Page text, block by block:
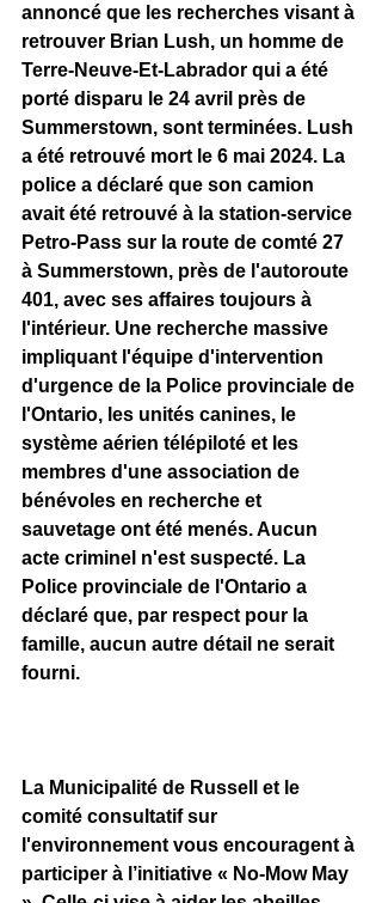
annoncé que les recherches visant à
retrouver Brian Lush, un homme de
Terre-Neuve-Et-Labrador qui a été
porté disparu le 24 avril près de
Summerstown, sont terminées. Lush
a été retrouvé mort le 6 mai 2024. La
police a déclaré que son camion
avait été retrouvé à la station-service
Petro-Pass sur la route de comté 27
à Summerstown, près de l'autoroute
401, avec ses affaires toujours à
l'intérieur. Une recherche massive
impliquant l'équipe d'intervention
d'urgence de la Police provinciale de
l'Ontario, les unités canines, le
système aérien télépiloté et les
membres d'une association de
bénévoles en recherche et
sauvetage ont été menés. Aucun
acte criminel n'est suspecté. La
Police provinciale de l'Ontario a
déclaré que, par respect pour la
famille, aucun autre détail ne serait
fourni.
La Municipalité de Russell et le
comité consultatif sur
l'environnement vous encouragent à
participer à l’initiative « No-Mow May